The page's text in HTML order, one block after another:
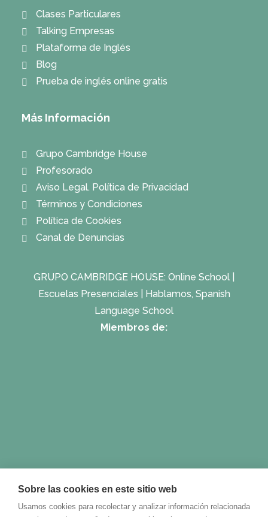
Clases Particulares
Talking Empresas
Plataforma de Inglés
Blog
Prueba de inglés online gratis
Más Información
Grupo Cambridge House
Profesorado
Aviso Legal. Política de Privacidad
Términos y Condiciones
Política de Cookies
Canal de Denuncias
GRUPO CAMBRIDGE HOUSE: Online School
Escuelas Presenciales
Hablamos, Spanish
Language School
Miembros de:
Sobre las cookies en este sitio web
Usamos cookies para recolectar y analizar información relacionada